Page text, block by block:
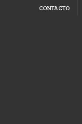
CONTACTO